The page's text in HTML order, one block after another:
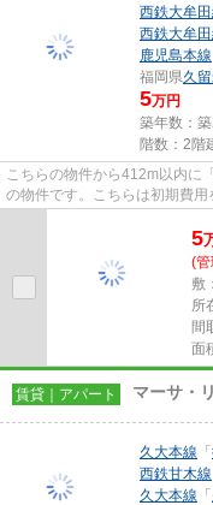
西鉄大牟
西鉄大牟
鹿児島本線
福岡県久
5万円
築年数：
階数：2階
こちらの物件から412m以内に
の物件です。こちらは初期費用
い手続きの手間が省けます。こ
5
(
敷
所
間
面
賃貸｜アパート マーサ・
久大本線 「
西鉄甘木線
久大本線 「